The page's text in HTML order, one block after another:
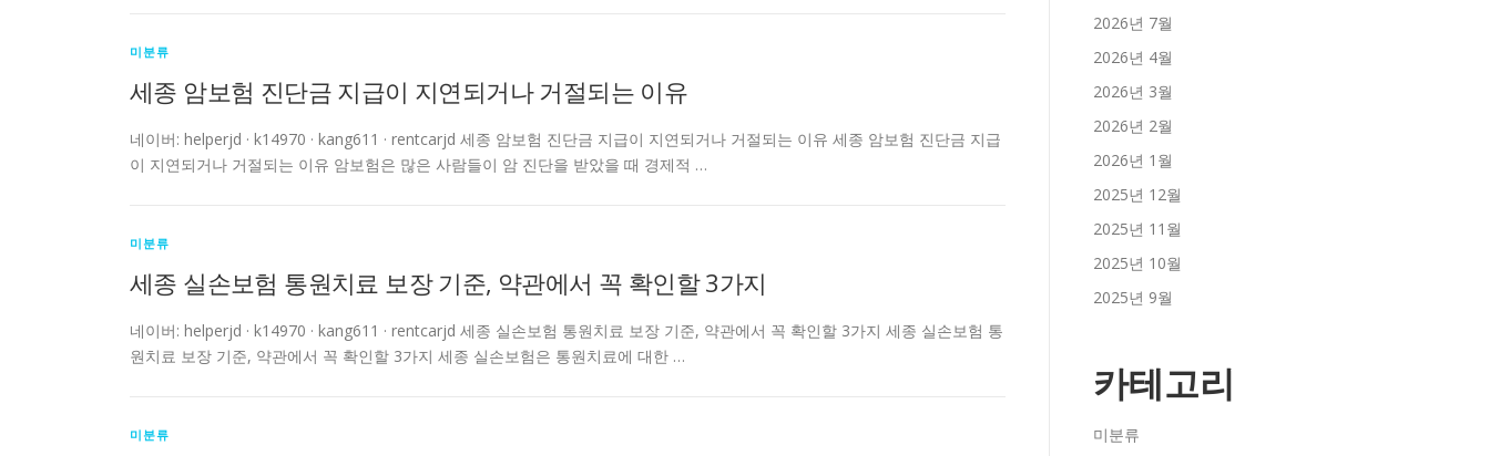
미분류
세종 암보험 진단금 지급이 지연되거나 거절되는 이유
네이버: helperjd · k14970 · kang611 · rentcarjd 세종 암보험 진단금 지급이 지연되거나 거절되는 이유 세종 암보험 진단금 지급
이 지연되거나 거절되는 이유 암보험은 많은 사람들이 암 진단을 받았을 때 경제적 …
미분류
세종 실손보험 통원치료 보장 기준, 약관에서 꼭 확인할 3가지
네이버: helperjd · k14970 · kang611 · rentcarjd 세종 실손보험 통원치료 보장 기준, 약관에서 꼭 확인할 3가지 세종 실손보험 통
원치료 보장 기준, 약관에서 꼭 확인할 3가지 세종 실손보험은 통원치료에 대한 …
미분류
2026년 7월
2026년 4월
2026년 3월
2026년 2월
2026년 1월
2025년 12월
2025년 11월
2025년 10월
2025년 9월
카테고리
미분류